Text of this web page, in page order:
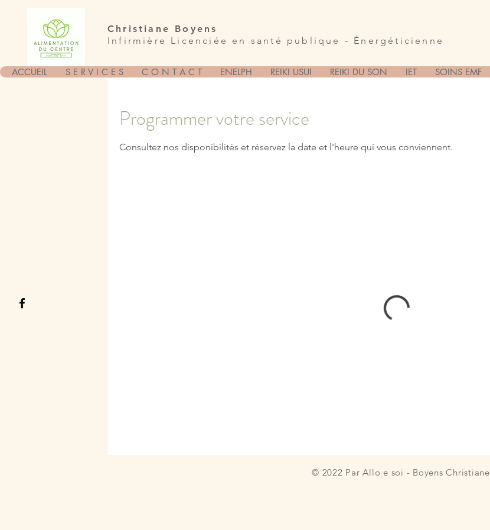
Christiane Boyens
Infirmière Licenciée en santé publique - Énergéticienne
ACCUEIL S E R V I C E S C O N T A C T ENELPH REIKI USUI REIKI DU SON IET SOINS EMF
Programmer votre service
Consultez nos disponibilités et réservez la date et l'heure qui vous conviennent.
© 2022 Par Allo e soi - Boyens Christiane